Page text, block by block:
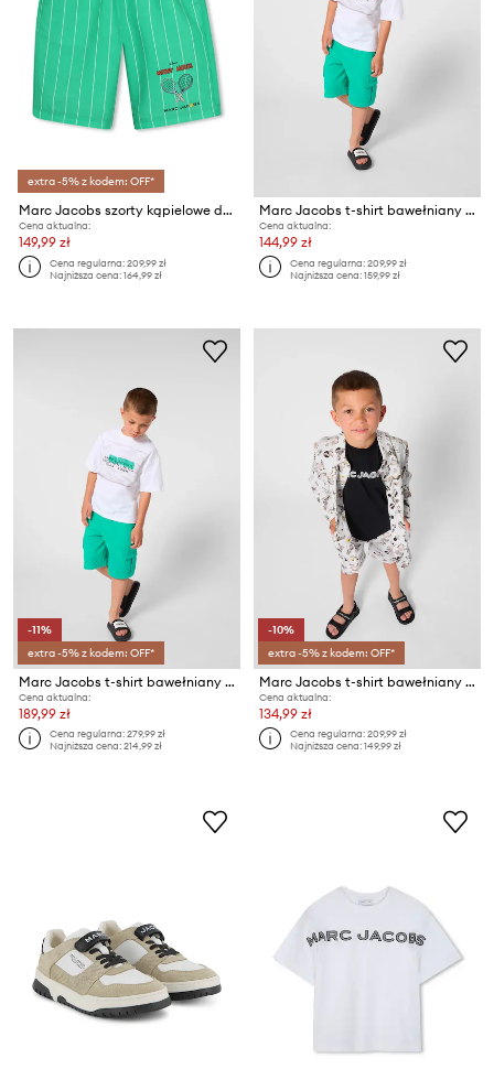
extra -5% z kodem: OFF*
Marc Jacobs szorty kąpielowe dziecięce
Cena aktualna:
149,99 zł
Cena regularna:209,99 zł
Najniższa cena:164,99 zł
Marc Jacobs t-shirt bawełniany dziecięcy
Cena aktualna:
144,99 zł
Cena regularna:209,99 zł
Najniższa cena:159,99 zł
-11%
extra -5% z kodem: OFF*
Marc Jacobs t-shirt bawełniany dziecięcy
Cena aktualna:
189,99 zł
Cena regularna:279,99 zł
Najniższa cena:214,99 zł
-10%
extra -5% z kodem: OFF*
Marc Jacobs t-shirt bawełniany dziecięcy
Cena aktualna:
134,99 zł
Cena regularna:209,99 zł
Najniższa cena:149,99 zł